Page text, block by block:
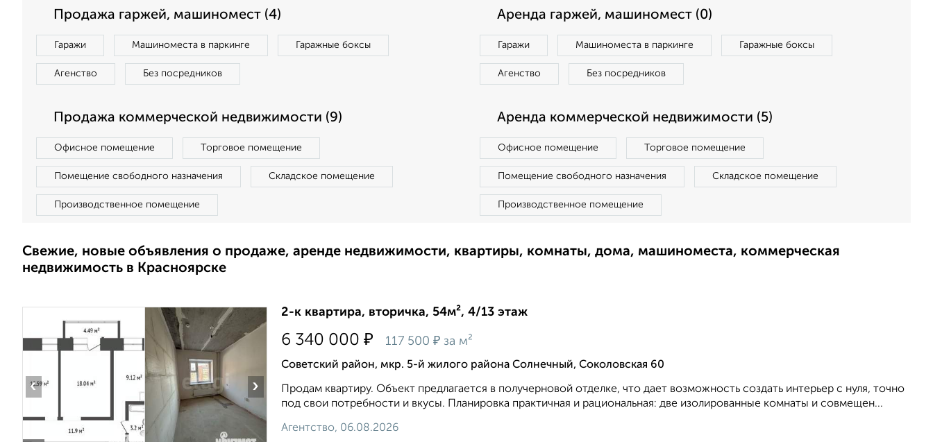
Продажа гаржей, машиномест (4)
Гаражи Машиноместа в паркинге Гаражные боксы
Агенство Без посредников
Аренда гаржей, машиномест (0)
Гаражи Машиноместа в паркинге Гаражные боксы
Агенство Без посредников
Продажа коммерческой недвижимости (9)
Офисное помещение Торговое помещение
Помещение свободного назначения Складское помещение
Производственное помещение
Аренда коммерческой недвижимости (5)
Офисное помещение Торговое помещение
Помещение свободного назначения Складское помещение
Производственное помещение
Свежие, новые объявления о продаже, аренде недвижимости, квартиры, комнаты, дома, машиноместа, коммерческая
недвижимость в Красноярске
‹ ›
2-к квартира, вторичка, 54м², 4/13 этаж
6 340 000 ₽ 117 500 ₽ за м²
Советский район, мкр. 5-й жилого района Солнечный, Соколовская 60
Продам квартиру. Объект предлагается в получерновой отделке, что дает возможность создать интерьер с нуля, точно
под свои потребности и вкусы. Планировка практичная и рациональная: две изолированные комнаты и совмещен...
Агентство, 06.08.2026